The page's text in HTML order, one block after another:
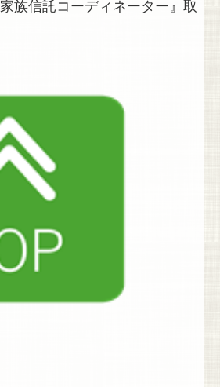
家族信託コーディネーター』取